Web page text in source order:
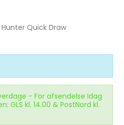
Quick Draw
- For afsendelse Idag
GLS kl. 14.00 & PostNord kl.